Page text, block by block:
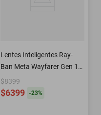
Lentes Inteligentes Ray-
Ban Meta Wayfarer Gen 1
Smart Glasses IA Cámara
Audio Mensajería Negro
$8399
$6399 -23%